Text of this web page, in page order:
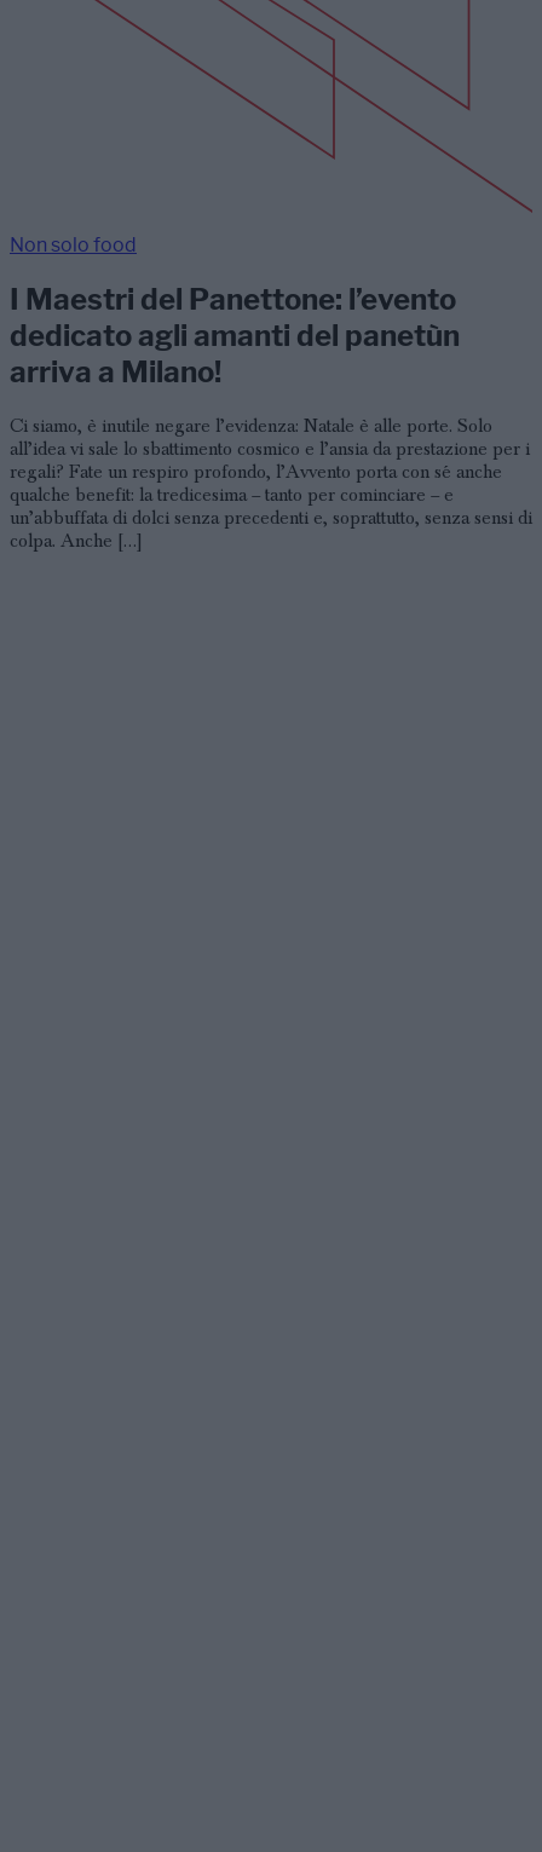
Non solo food
I Maestri del Panettone: l’evento
dedicato agli amanti del panetùn
arriva a Milano!
Ci siamo, è inutile negare l’evidenza: Natale è alle porte. Solo
all’idea vi sale lo sbattimento cosmico e l’ansia da prestazione per i
regali? Fate un respiro profondo, l’Avvento porta con sé anche
qualche benefit: la tredicesima – tanto per cominciare – e
un’abbuffata di dolci senza precedenti e, soprattutto, senza sensi di
colpa. Anche […]